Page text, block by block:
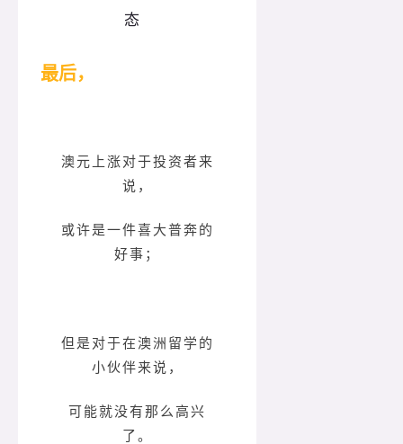
最后，
澳元上涨对于投资者来
说，
或许是一件喜大普奔的
好事；
但是对于在澳洲留学的
小伙伴来说，
可能就没有那么高兴
了。